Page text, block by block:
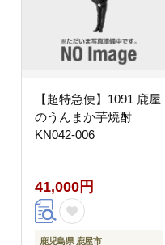
【超特急便】1091 鹿屋
のうんまか芋焼酎
KN042-006
41,000円
鹿児島県 鹿屋市